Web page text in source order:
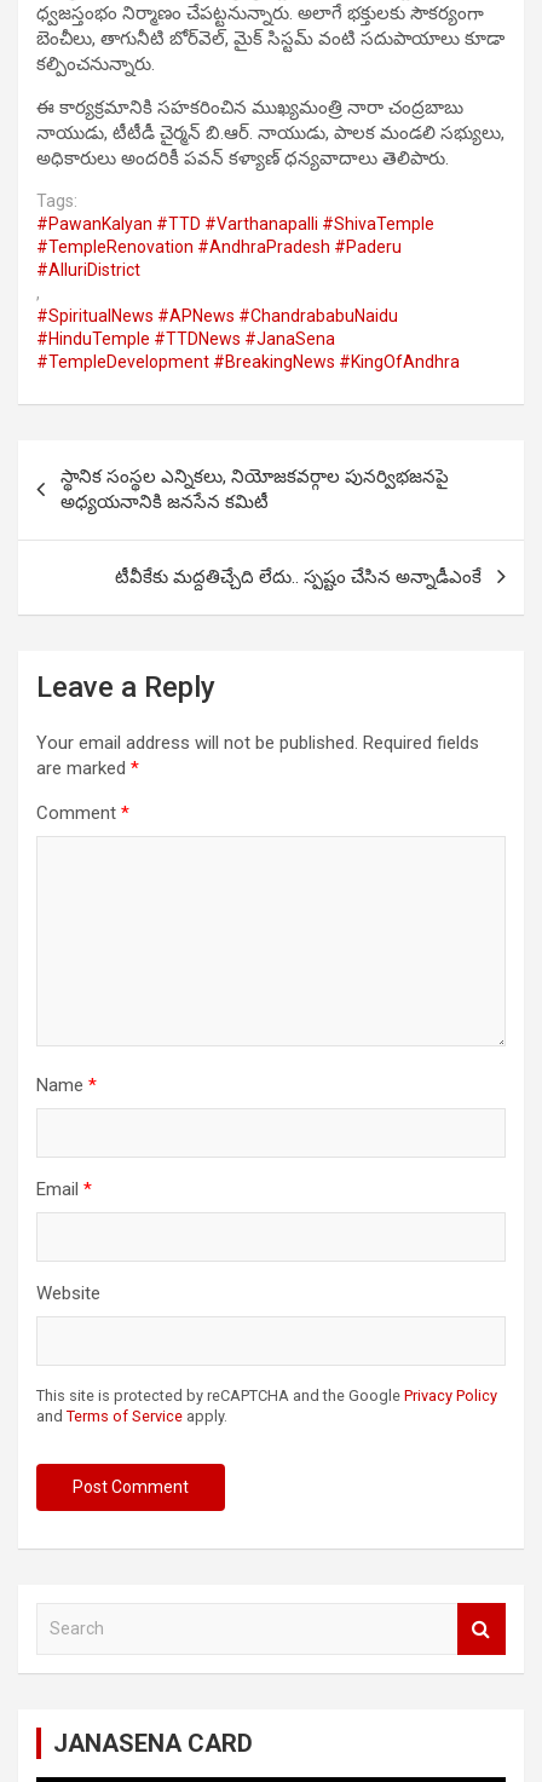
ధ్వజస్తంభం నిర్మాణం చేపట్టనున్నారు. అలాగే భక్తులకు సౌకర్యంగా
బెంచీలు, తాగునీటి బోర్‌వెల్, మైక్ సిస్టమ్ వంటి సదుపాయాలు కూడా
కల్పించనున్నారు.
ఈ కార్యక్రమానికి సహకరించిన ముఖ్యమంత్రి నారా చంద్రబాబు
నాయుడు, టీటీడీ చైర్మన్ బి.ఆర్. నాయుడు, పాలక మండలి సభ్యులు,
అధికారులు అందరికీ పవన్ కళ్యాణ్ ధన్యవాదాలు తెలిపారు.
Tags:
#PawanKalyan #TTD #Varthanapalli #ShivaTemple
#TempleRenovation #AndhraPradesh #Paderu
#AlluriDistrict
,
#SpiritualNews #APNews #ChandrababuNaidu
#HinduTemple #TTDNews #JanaSena
#TempleDevelopment #BreakingNews #KingOfAndhra
navigation
స్థానిక సంస్థల ఎన్నికలు, నియోజకవర్గాల పునర్విభజనపై
అధ్యయనానికి జనసేన కమిటీ
టీవీకేకు మద్దతిచ్చేది లేదు.. స్పష్టం చేసిన అన్నాడీఎంకే
Leave a Reply
Your email address will not be published. Required fields
are marked *
Comment *
Name *
Email *
Website
This site is protected by reCAPTCHA and the Google Privacy Policy
and Terms of Service apply.
JANASENA CARD